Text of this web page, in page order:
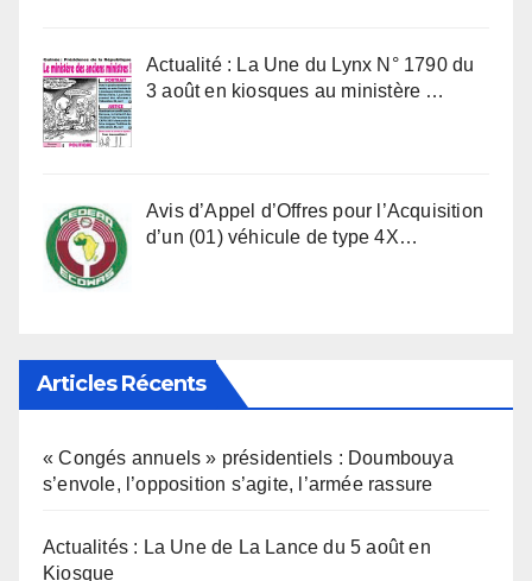
Actualité : La Une du Lynx N° 1790 du
3 août en kiosques au ministère …
Avis d’Appel d’Offres pour l’Acquisition
d’un (01) véhicule de type 4X…
Articles Récents
« Congés annuels » présidentiels : Doumbouya
s’envole, l’opposition s’agite, l’armée rassure
Actualités : La Une de La Lance du 5 août en
Kiosque